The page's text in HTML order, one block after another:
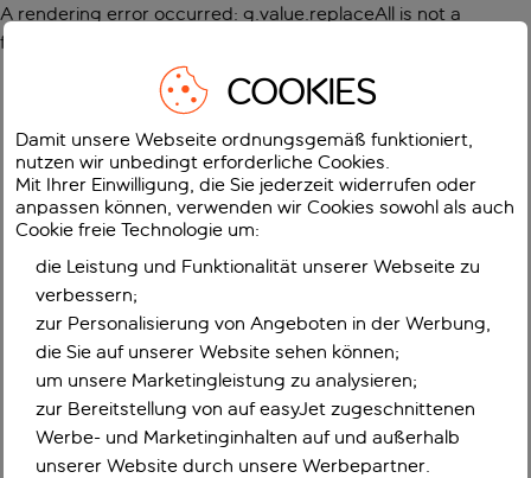
A rendering error occurred: g.value.replaceAll is not a
function
COOKIES
Damit unsere Webseite ordnungsgemäß funktioniert,
nutzen wir unbedingt erforderliche Cookies.
Mit Ihrer Einwilligung, die Sie jederzeit widerrufen oder
anpassen können, verwenden wir Cookies sowohl als auch
Cookie freie Technologie um:
die Leistung und Funktionalität unserer Webseite zu
verbessern;
zur Personalisierung von Angeboten in der Werbung,
die Sie auf unserer Website sehen können;
um unsere Marketingleistung zu analysieren;
zur Bereitstellung von auf easyJet zugeschnittenen
Werbe- und Marketinginhalten auf und außerhalb
unserer Website durch unsere Werbepartner.